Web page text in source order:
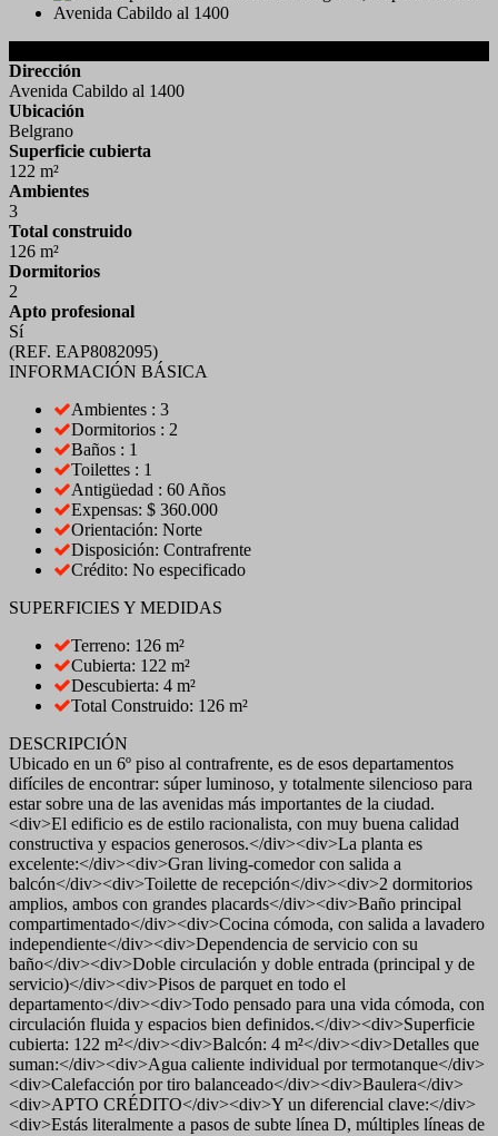
Dirección
Avenida Cabildo al 1400
Ubicación
Belgrano
Superficie cubierta
122 m²
Ambientes
3
Total construido
126 m²
Dormitorios
2
Apto profesional
Sí
(REF. EAP8082095)
INFORMACIÓN BÁSICA
Ambientes : 3
Dormitorios : 2
Baños : 1
Toilettes : 1
Antigüedad : 60 Años
Expensas: $ 360.000
Orientación: Norte
Disposición: Contrafrente
Crédito: No especificado
SUPERFICIES Y MEDIDAS
Terreno: 126 m²
Cubierta: 122 m²
Descubierta: 4 m²
Total Construido: 126 m²
DESCRIPCIÓN
Ubicado en un 6º piso al contrafrente, es de esos departamentos
difíciles de encontrar: súper luminoso, y totalmente silencioso para
estar sobre una de las avenidas más importantes de la ciudad.
<div>El edificio es de estilo racionalista, con muy buena calidad
constructiva y espacios generosos.</div><div>La planta es
excelente:</div><div>Gran living-comedor con salida a
balcón</div><div>Toilette de recepción</div><div>2 dormitorios
amplios, ambos con grandes placards</div><div>Baño principal
compartimentado</div><div>Cocina cómoda, con salida a lavadero
independiente</div><div>Dependencia de servicio con su
baño</div><div>Doble circulación y doble entrada (principal y de
servicio)</div><div>Pisos de parquet en todo el
departamento</div><div>Todo pensado para una vida cómoda, con
circulación fluida y espacios bien definidos.</div><div>Superficie
cubierta: 122 m²</div><div>Balcón: 4 m²</div><div>Detalles que
suman:</div><div>Agua caliente individual por termotanque</div>
<div>Calefacción por tiro balanceado</div><div>Baulera</div>
<div>APTO CRÉDITO</div><div>Y un diferencial clave:</div>
<div>Estás literalmente a pasos de subte línea D, múltiples líneas de